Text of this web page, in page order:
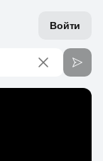
Войти